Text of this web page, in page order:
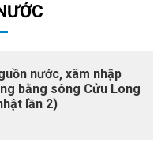
nước, xâm nhập
bằng sông Cửu Long
lần 2)